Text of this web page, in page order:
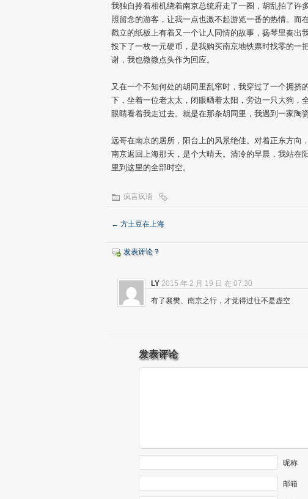
我独自拎着相机绕着南京总统府走了一圈，胡乱拍了许
照留念的游客，让我一点也激不起游览一番的热情。而
戳立的纸板上有着又一个让人同情的故事，扬琴里奏出
投下了一枚一元硬币，是我购买南京地铁票时找零的一
谢，我也微微点头作为回应。
又在一个不知何处的胡同里乱窜时，我穿过了一个拥挤
下，坐着一位老太太，闭眼晒着太阳，旁边一只大狗，
眼睛看着我走过去。就是在那条胡同里，我遇到一家陶
远哥在南京的居所，阳台上的风景绝佳。对着正东方向
南京返回上海那天，是个大晴天。清冷的早晨，我站在
里到这里的全部时空。
疯言疯语
← 方土豆在上海
发表评论？
LY 2015 年 2 月 19 日 在 07:30
有了襄樊、南京之行，才觉得过往不是虚空
发表评论
昵称
邮箱